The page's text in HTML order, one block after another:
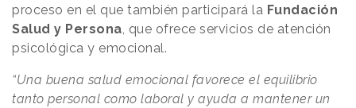
proceso en el que también participará la Fundación
Salud y Persona, que ofrece servicios de atención
psicológica y emocional.
“Una buena salud emocional favorece el equilibrio
tanto personal como laboral y ayuda a mantener un